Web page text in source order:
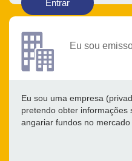
Entrar
Eu sou
Eu sou uma empresa
pretendo obter informações
angariar fundos no